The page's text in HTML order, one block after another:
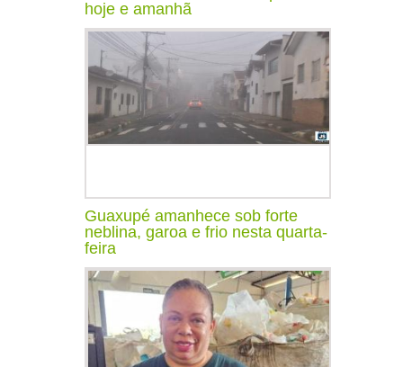
hoje e amanhã
Guaxupé amanhece sob forte
neblina, garoa e frio nesta quarta-
feira